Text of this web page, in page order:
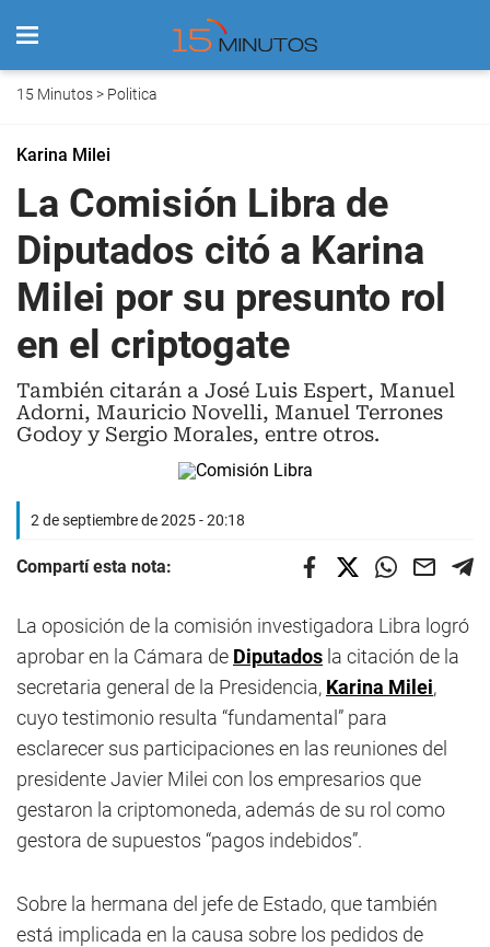
15 Minutos> Politica
Karina Milei
La Comisión Libra de
Diputados citó a Karina
Milei por su presunto rol
en el criptogate
También citarán a José Luis Espert, Manuel
Adorni, Mauricio Novelli, Manuel Terrones
Godoy y Sergio Morales, entre otros.
2 de septiembre de 2025 - 20:18
Compartí esta nota:
La oposición de la comisión investigadora Libra logró
aprobar en la Cámara de Diputados la citación de la
secretaria general de la Presidencia, Karina Milei,
cuyo testimonio resulta “fundamental” para
esclarecer sus participaciones en las reuniones del
presidente Javier Milei con los empresarios que
gestaron la criptomoneda, además de su rol como
gestora de supuestos “pagos indebidos”.
Sobre la hermana del jefe de Estado, que también
está implicada en la causa sobre los pedidos de